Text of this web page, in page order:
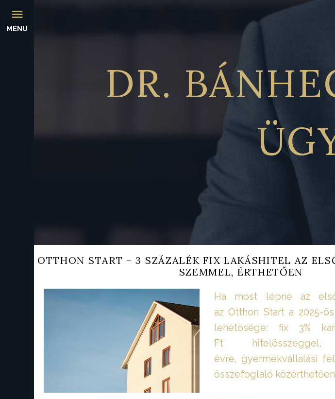
MENU
DR.
OTTHON START – 3 SZÁZALÉK FIX LAKÁSHITEL AZ
SZEMMEL, ÉRTHETŐEN
Ha most lépne az
az Otthon Start a 2025-
lehetősége: fix 3%
Ft
évre, gyermekvállalási
összefoglaló